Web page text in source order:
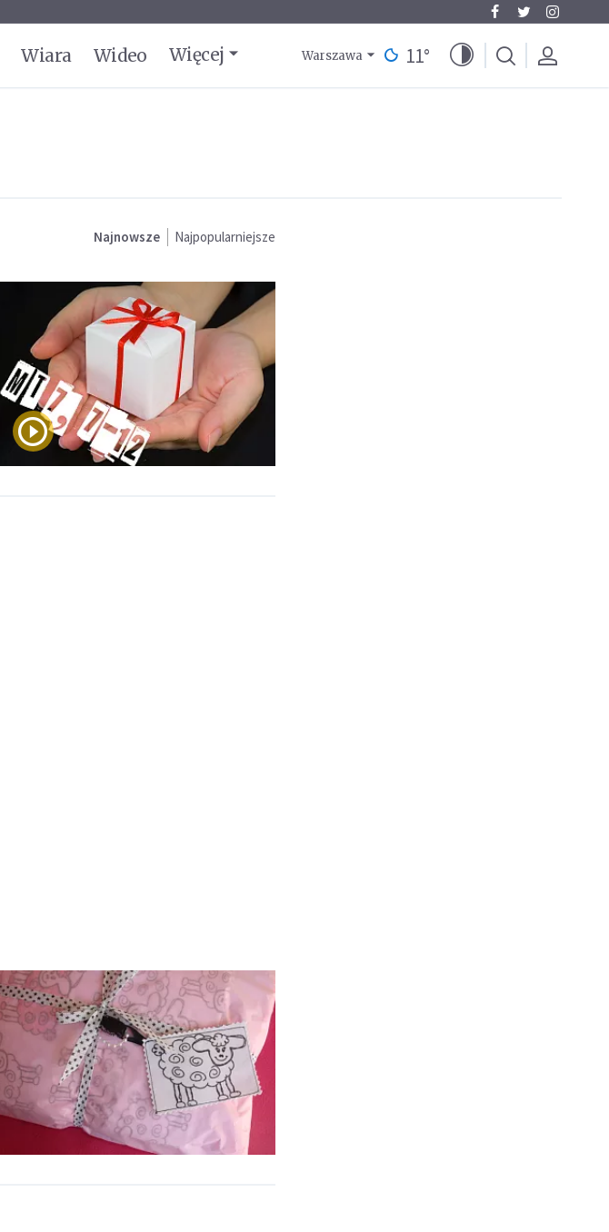
Wiara Wideo Więcej Warszawa 11°
Najnowsze Najpopularniejsze